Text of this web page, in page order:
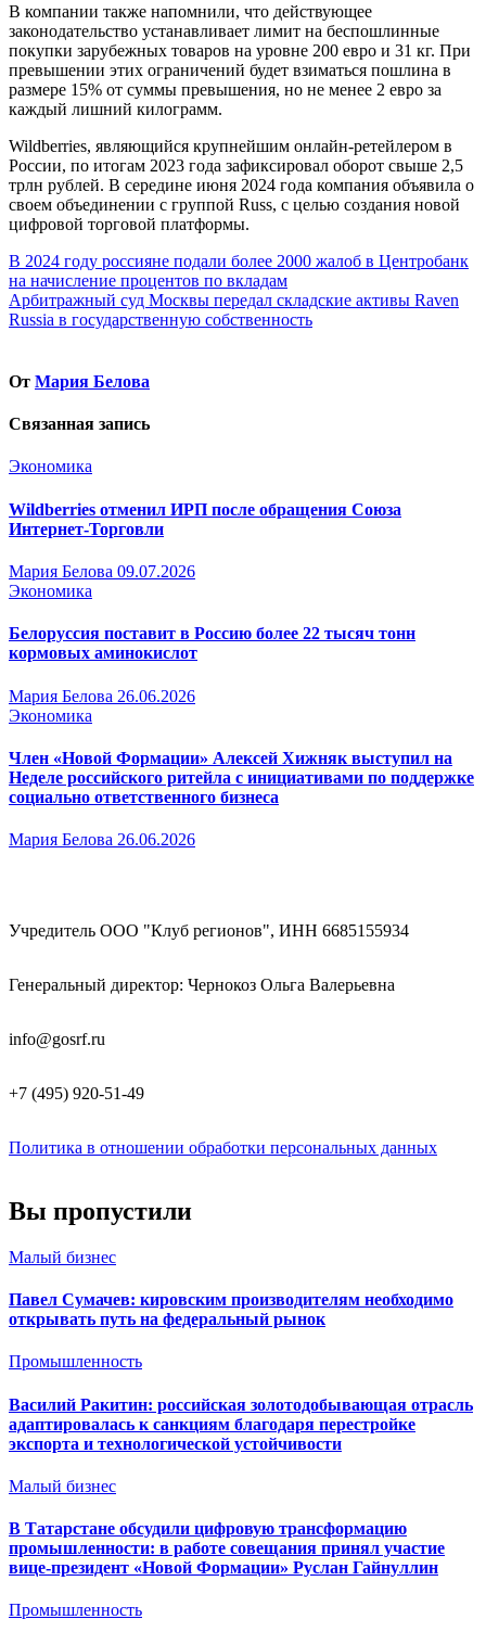
В компании также напомнили, что действующее
законодательство устанавливает лимит на беспошлинные
покупки зарубежных товаров на уровне 200 евро и 31 кг. При
превышении этих ограничений будет взиматься пошлина в
размере 15% от суммы превышения, но не менее 2 евро за
каждый лишний килограмм.
Wildberries, являющийся крупнейшим онлайн-ретейлером в
России, по итогам 2023 года зафиксировал оборот свыше 2,5
трлн рублей. В середине июня 2024 года компания объявила о
своем объединении с группой Russ, с целью создания новой
цифровой торговой платформы.
Навигация
по
записям
В 2024 году россияне подали более 2000 жалоб в Центробанк
на начисление процентов по вкладам
Арбитражный суд Москвы передал складские активы Raven
Russia в государственную собственность
От Мария Белова
Связанная запись
Экономика
Wildberries отменил ИРП после обращения Союза
Интернет-Торговли
Мария Белова 09.07.2026
Экономика
Белоруссия поставит в Россию более 22 тысяч тонн
кормовых аминокислот
Мария Белова 26.06.2026
Экономика
Член «Новой Формации» Алексей Хижняк выступил на
Неделе российского ритейла с инициативами по поддержке
социально ответственного бизнеса
Мария Белова 26.06.2026
Учредитель ООО "Клуб регионов", ИНН 6685155934
Генеральный директор: Чернокоз Ольга Валерьевна
info@gosrf.ru
+7 (495) 920-51-49
Политика в отношении обработки персональных данных
Вы пропустили
Малый бизнес
Павел Сумачев: кировским производителям необходимо
открывать путь на федеральный рынок
Промышленность
Василий Ракитин: российская золотодобывающая отрасль
адаптировалась к санкциям благодаря перестройке
экспорта и технологической устойчивости
Малый бизнес
В Татарстане обсудили цифровую трансформацию
промышленности: в работе совещания принял участие
вице-президент «Новой Формации» Руслан Гайнуллин
Промышленность